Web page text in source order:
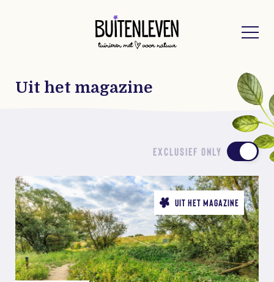
Uit het magazine
EXCLUSIEF ONLY
UIT HET MAGAZINE